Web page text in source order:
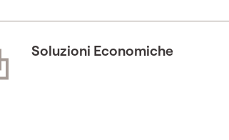
Soluzioni Economiche